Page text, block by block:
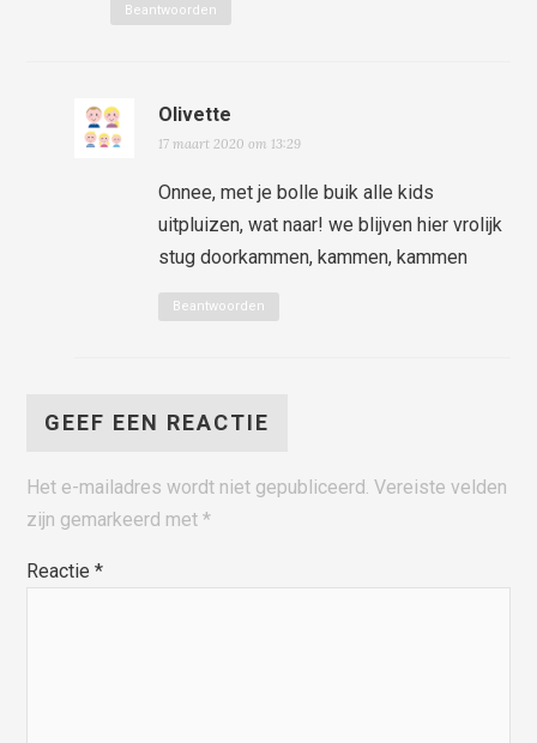
Beantwoorden
Olivette
17 maart 2020 om 13:29
Onnee, met je bolle buik alle kids
uitpluizen, wat naar! we blijven hier vrolijk
stug doorkammen, kammen, kammen
Beantwoorden
GEEF EEN REACTIE
Het e-mailadres wordt niet gepubliceerd. Vereiste velden
zijn gemarkeerd met*
Reactie*